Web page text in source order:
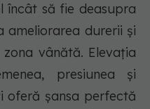
încât să fie deasupra
ameliorarea durerii și
vânătă. Elevația
presiunea și
oferă șansa perfectă